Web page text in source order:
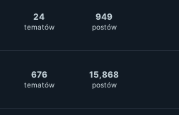
24
tematów
949
postów
676
tematów
15,868
postów